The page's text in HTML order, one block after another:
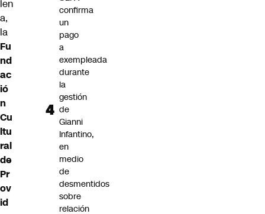
len
a,
la
Fu
nd
ac
ió
n
Cu
ltu
ral
de
Pr
ov
id
confirma
un
pago
a
exempleada
durante
la
gestión
de
Gianni
Infantino,
en
medio
de
desmentidos
sobre
relación